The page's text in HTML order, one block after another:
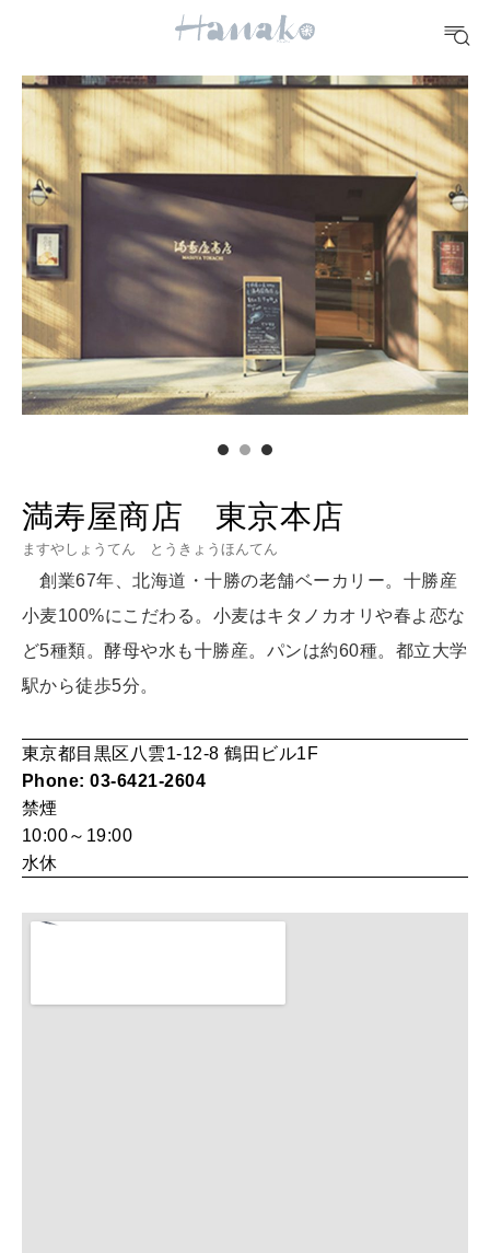
10 CATEGORIES
FOOD
おいしい
TRAVEL
どこ行く？
FORTUNE
明日のわたし
[12星座別] Weekly Holoscope
算命学がわかる今月のあなた
自分にやさしく
LEARN
知る、考える
MAMA
ママもいろいろ
SUSTAINABLE
わたしができること
自分を耕す
満寿屋商店 東京本店
ますやしょうてん とうきょうほんてん
創業67年、北海道・十勝の老舗ベーカリー。十勝産
小麦100%にこだわる。小麦はキタノカオリや春よ恋な
ど5種類。酵母や水も十勝産。パンは約60種。都立大学
駅から徒歩5分。
東京都目黒区八雲1-12-8 鶴田ビル1F
Phone: 03-6421-2604
禁煙
10:00～19:00
水休